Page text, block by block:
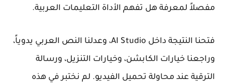
مفصلاً لمعرفة هل تفهم الأداة التعليمات العربية.
فتحنا النتيجة داخل AI Studio، وعدلنا النص العربي يدوياً،
وراجعنا خيارات الكابشن، وخيارات التنزيل، ورسالة
الترقية عند محاولة تحميل الفيديو. لم نختبر في هذه